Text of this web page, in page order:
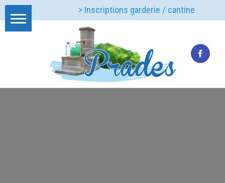
> Inscriptions garderie / cantine